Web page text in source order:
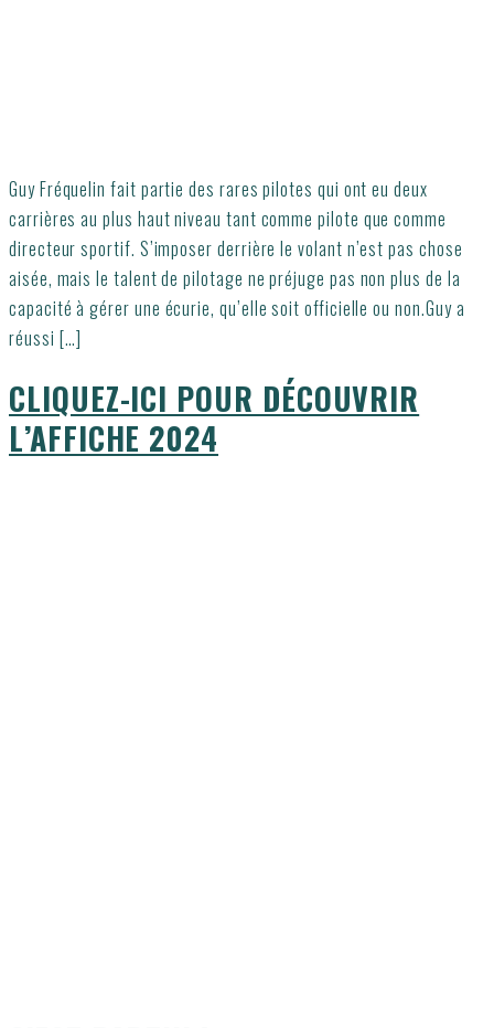
Guy Fréquelin fait partie des rares pilotes qui ont eu deux
carrières au plus haut niveau tant comme pilote que comme
directeur sportif. S’imposer derrière le volant n’est pas chose
aisée, mais le talent de pilotage ne préjuge pas non plus de la
capacité à gérer une écurie, qu’elle soit officielle ou non.Guy a
réussi […]
CLIQUEZ-ICI POUR DÉCOUVRIR
L’AFFICHE 2024